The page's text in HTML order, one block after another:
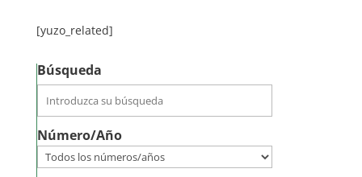
[yuzo_related]
Búsqueda
Número/Año